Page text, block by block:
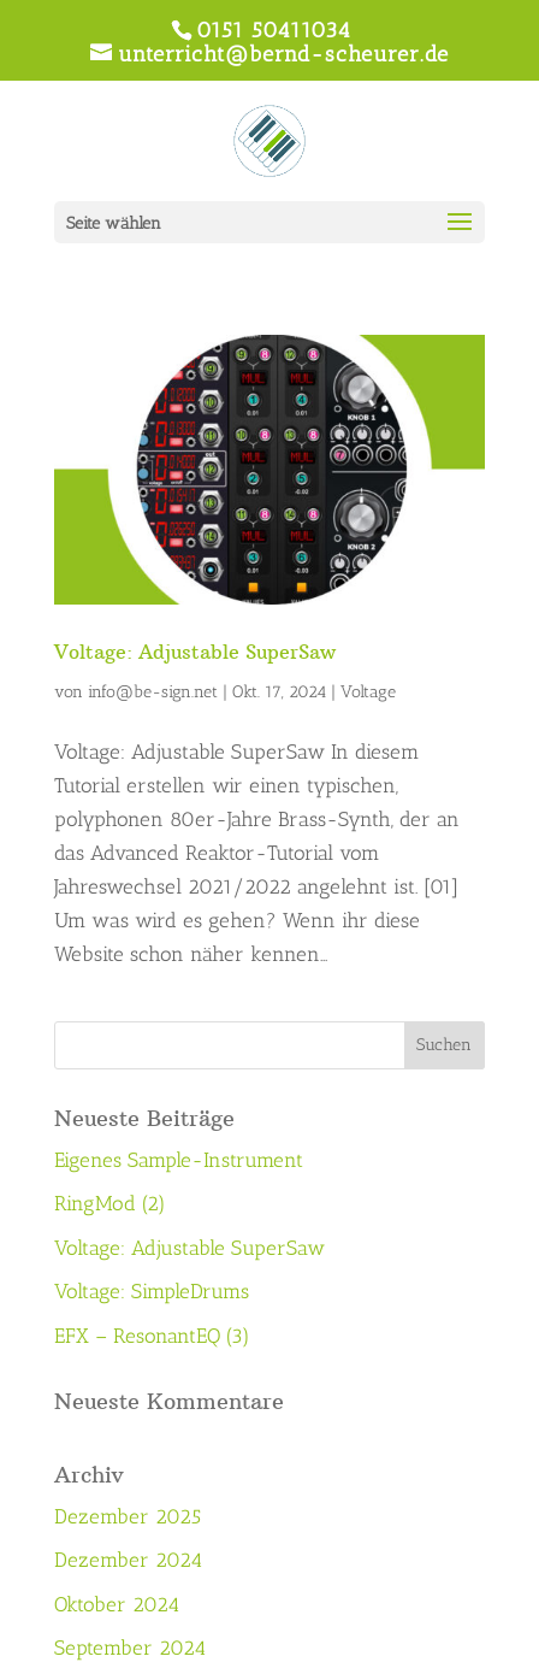
0151 50411034
unterricht@bernd-scheurer.de
Seite wählen
Voltage: Adjustable SuperSaw
von info@be-sign.net| Okt. 17, 2024| Voltage
Voltage: Adjustable SuperSaw In diesem
Tutorial erstellen wir einen typischen,
polyphonen 80er-Jahre Brass-Synth, der an
das Advanced Reaktor-Tutorial vom
Jahreswechsel 2021/2022 angelehnt ist. [01]
Um was wird es gehen? Wenn ihr diese
Website schon näher kennen...
Neueste Beiträge
Eigenes Sample-Instrument
RingMod (2)
Voltage: Adjustable SuperSaw
Voltage: SimpleDrums
EFX – ResonantEQ (3)
Neueste Kommentare
Archiv
Dezember 2025
Dezember 2024
Oktober 2024
September 2024